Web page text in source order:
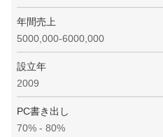
年間売上
5000,000-6000,000
設立年
2009
PC書き出し
70% - 80%